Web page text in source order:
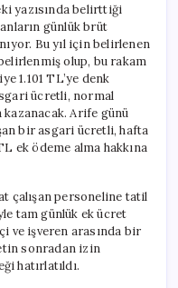
yazısında belirttiği
günlük brüt
Bu yıl için belirlenen
olup, bu rakam
1.101 TL’ye denk
ücretli, normal
kazanacak. Arife günü
bir asgari ücretli, hafta
ek ödeme alma hakkına
çalışan personeline tatil
tam günlük ek ücret
ve işveren arasında bir
sonradan izin
hatırlatıldı.